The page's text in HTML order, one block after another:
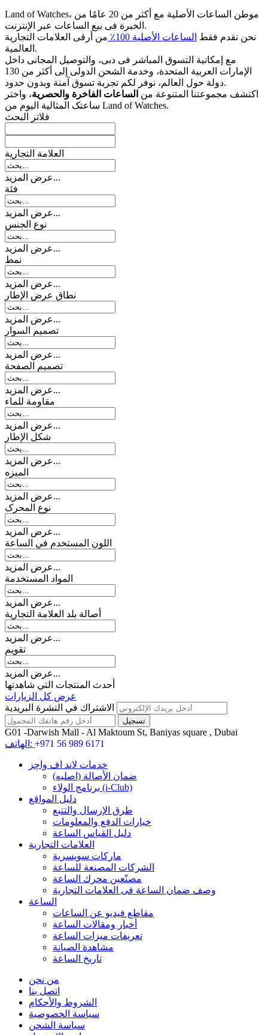
Land of Watches، موطن الساعات الأصلیة مع أکثر من 20 عامًا من
الخبرة فی بیع الساعات عبر الإنترنت.
نحن نقدم فقط الساعات الأصلیة 100٪
من أرقى العلامات التجاریة
العالمیة.
مع إمکانیة التسوق المباشر فی دبی، والتوصیل المجانی داخل
الإمارات العربیة المتحدة، وخدمة الشحن الدولی إلى أکثر من 130
دولة حول العالم، نوفر لکم تجربة تسوق آمنة وبدون حدود.
اکتشف مجموعتنا المتنوعة من الساعات الفاخرة والحصریة، واختر
ساعتک المثالیة الیوم من Land of Watches.
فلاتر البحث
العلامة التجارية
عرض المزيد...
فئة
عرض المزيد...
نوع الجنس
عرض المزيد...
نمط
عرض المزيد...
نطاق عرض الإطار
عرض المزيد...
تصمیم السوار
عرض المزيد...
تصميم الصفحة
عرض المزيد...
مقاومة للماء
عرض المزيد...
شكل الإطار
عرض المزيد...
المیزه
عرض المزيد...
نوع المحرک
عرض المزيد...
اللون المستخدم في الساعة
عرض المزيد...
المواد المستخدمة
عرض المزيد...
أصالة بلد العلامة التجارية
عرض المزيد...
تقويم
عرض المزيد...
أحدث المنتجات التي شاهدتها
عرض كل الزيارات
الاشتراك في النشرة البريدية
G01 -Darwish Mall - Al Maktoum St, Baniyas square , Dubai
الهاتف: +971 56 989 6171
خدمات لاند اف واچز
ضمان الأصالة (اصلیه)
برنامج الولاء (i-Club)
دليل المواقع
طرق الإرسال والتتبع
خيارات الدفع والمعلومات
دليل القياس الساعة
العلامات التجارية
ماركات سويسرية
الشركات المصنعة للساعة
مصنّعين محرك الساعة
وصف ضمان الساعة فی العلامات التجارية
الساعة
مقاطع فيديو عن الساعات
أخبار ومقالات الساعة
تعريفات ميزات الساعة
مشاهدة الصيانة
تاريخ الساعة
من نحن
اتصل بنا
الشروط والأحكام
سياسة الخصوصية
سياسة الشحن